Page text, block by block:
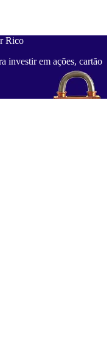
Rico
investir em ações, cartão